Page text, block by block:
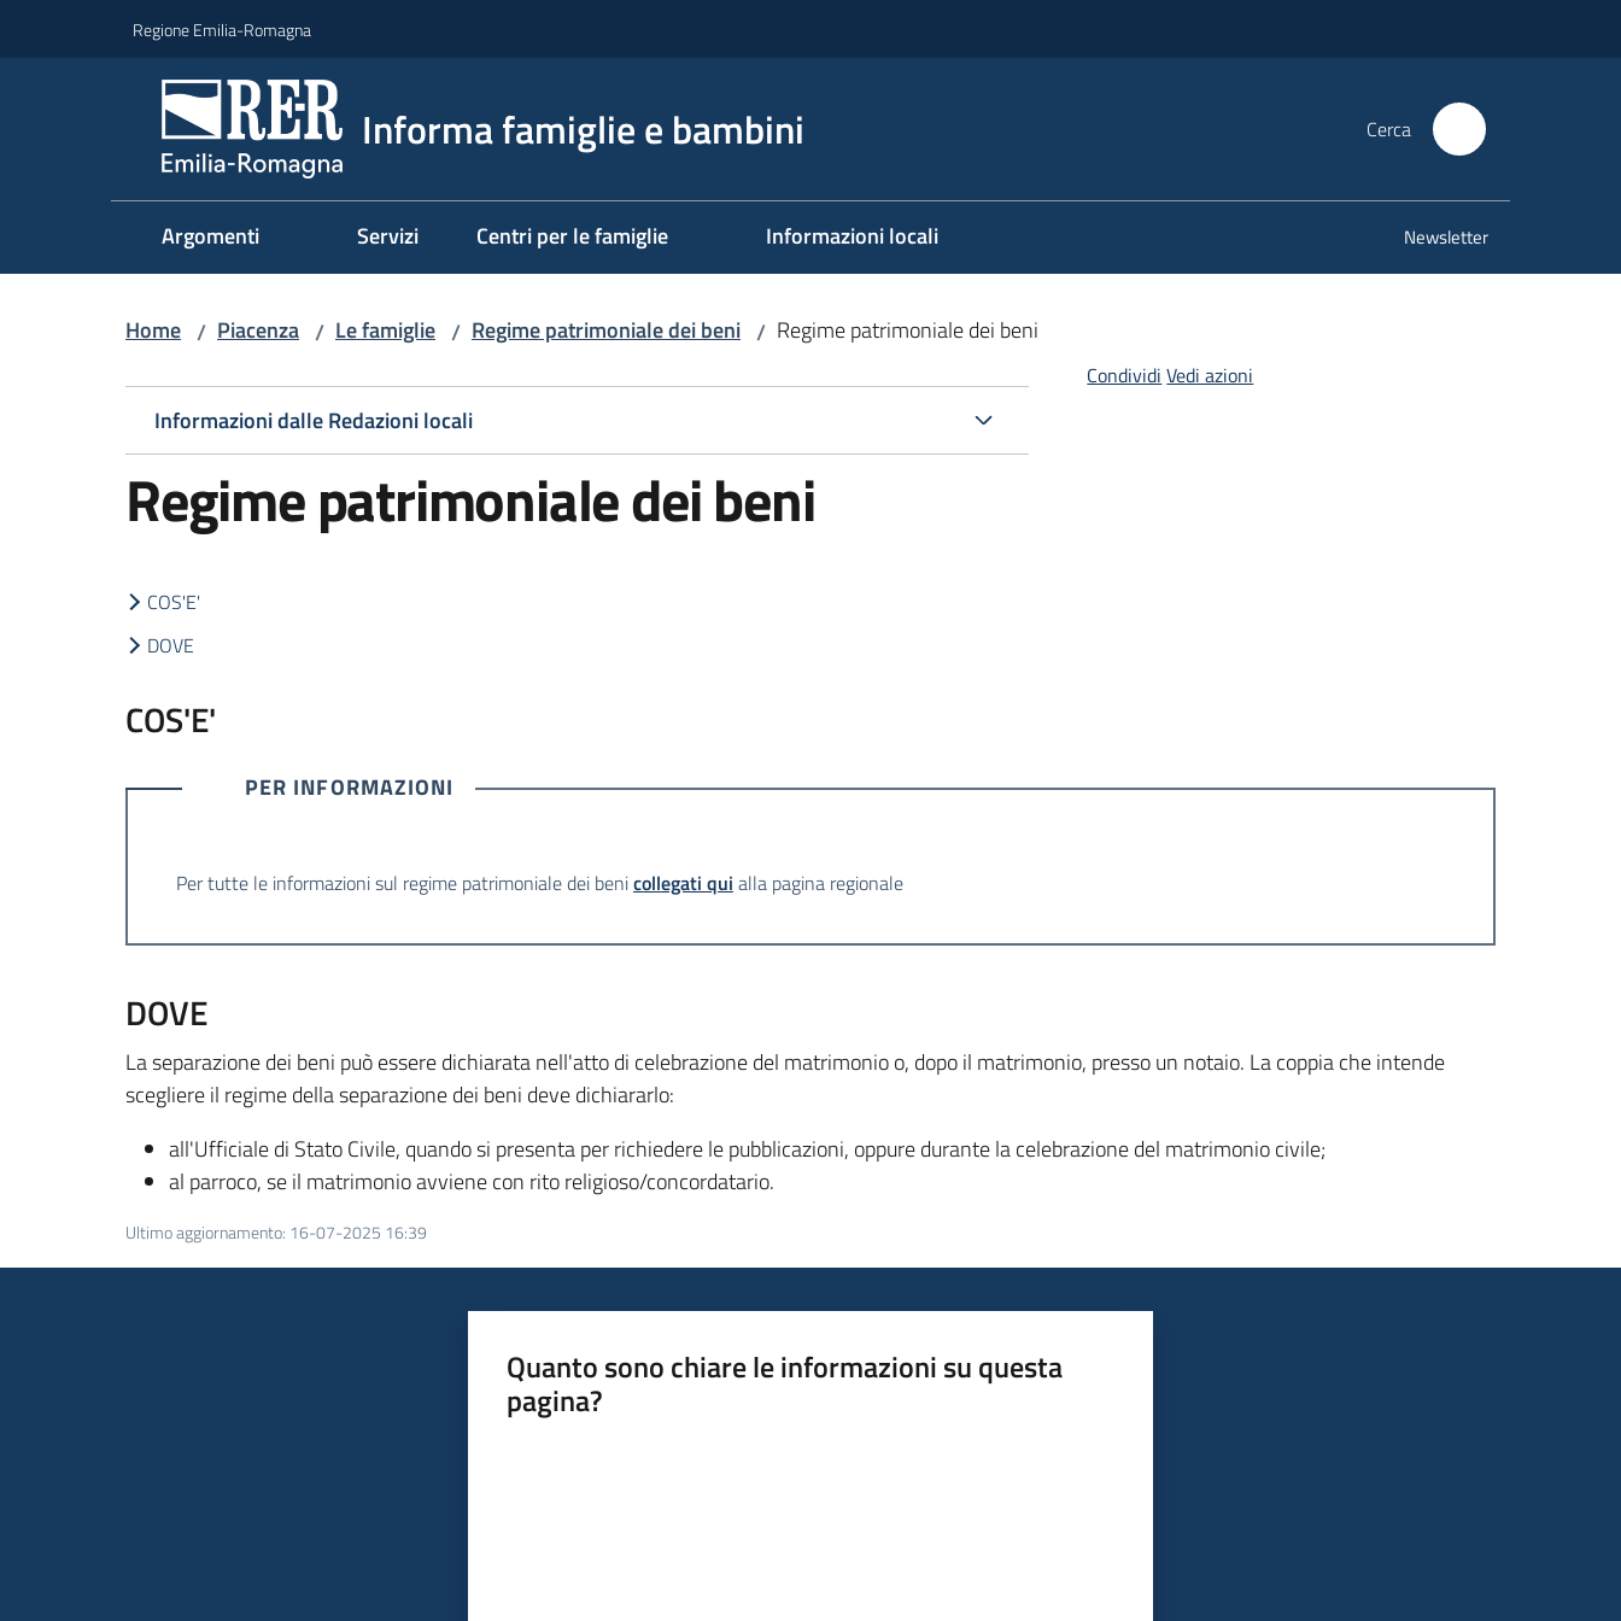
Regione Emilia-Romagna
Informa famiglie e bambini Cerca
Argomenti Servizi Centri per le famiglie Informazioni locali Newsletter
Home / Piacenza / Le famiglie / Regime patrimoniale dei beni / Regime patrimoniale dei beni
Informazioni dalle Redazioni locali
Regime patrimoniale dei beni
Condividi Vedi azioni
COS'E'
DOVE
COS'E'
PER INFORMAZIONI
Per tutte le informazioni sul regime patrimoniale dei benicollegati qui alla pagina regionale
DOVE
La separazione dei beni può essere dichiarata nell'atto di celebrazione del matrimonio o, dopo il matrimonio, presso un notaio. La coppia che intende
scegliere il regime della separazione dei beni deve dichiararlo:
all'Ufficiale di Stato Civile, quando si presenta per richiedere le pubblicazioni, oppure durante la celebrazione del matrimonio civile;
al parroco, se il matrimonio avviene con rito religioso/concordatario.
Ultimo aggiornamento: 16-07-2025 16:39
Quanto sono chiare le informazioni su questa
pagina?